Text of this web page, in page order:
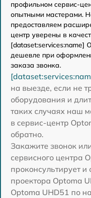
профильном сервис-
опытными мастерами.
предоставляем
центр уверены в
[dataset:services:name]
дешевле при
заказа звонка.
на выезде, если не
оборудования и
таких случаях наш
в сервис-центр
обратно.
Закажите звонок
сервисного центра
проконсультирует и
проектора Optoma
Optoma UHD51 по